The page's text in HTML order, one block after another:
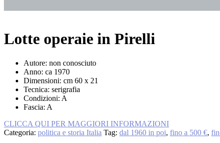
Lotte operaie in Pirelli
Autore: non conosciuto
Anno: ca 1970
Dimensioni: cm 60 x 21
Tecnica: serigrafia
Condizioni: A
Fascia: A
Lotte
operaie
CLICCA QUI PER MAGGIORI INFORMAZIONI
Categoria: politica e storia Italia Tag: dal 1960 in poi, fino a 500 €,